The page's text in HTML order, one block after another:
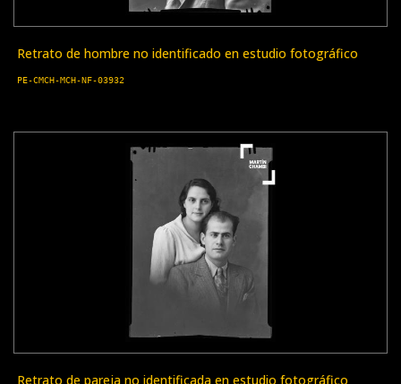
Retrato de hombre no identificado en estudio fotográfico
PE-CMCH-MCH-NF-03932
Retrato de pareja no identificada en estudio fotográfico